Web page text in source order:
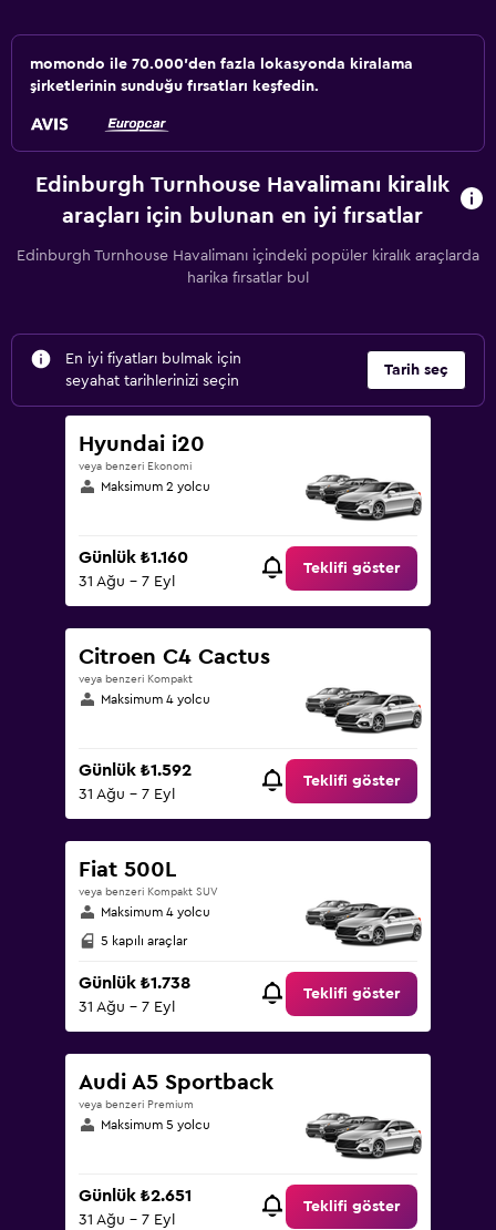
momondo ile 70.000'den fazla lokasyonda kiralama
şirketlerinin sunduğu fırsatları keşfedin.
Edinburgh Turnhouse Havalimanı kiralık
araçları için bulunan en iyi fırsatlar
Edinburgh Turnhouse Havalimanı içindeki popüler kiralık araçlarda
harika fırsatlar bul
En iyi fiyatları bulmak için
seyahat tarihlerinizi seçin
Tarih seç
Hyundai i20
veya benzeri Ekonomi
Maksimum 2 yolcu
Günlük ₺1.160
31 Ağu - 7 Eyl
Teklifi göster
Citroen C4 Cactus
veya benzeri Kompakt
Maksimum 4 yolcu
Günlük ₺1.592
31 Ağu - 7 Eyl
Teklifi göster
Fiat 500L
veya benzeri Kompakt SUV
Maksimum 4 yolcu
5 kapılı araçlar
Günlük ₺1.738
31 Ağu - 7 Eyl
Teklifi göster
Audi A5 Sportback
veya benzeri Premium
Maksimum 5 yolcu
Günlük ₺2.651
31 Ağu - 7 Eyl
Teklifi göster